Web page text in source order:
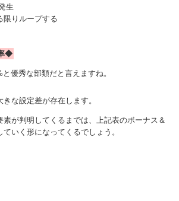
生
限りループする
◆
優秀な部類だと言えますね。
な設定差が存在します。
が判明してくるまでは、上記表のボーナス＆
いく形になってくるでしょう。